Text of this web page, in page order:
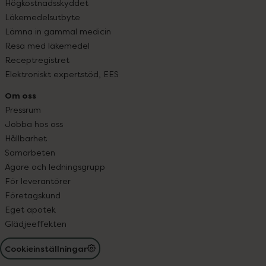
Högkostnadsskyddet
Läkemedelsutbyte
Lämna in gammal medicin
Resa med läkemedel
Receptregistret
Elektroniskt expertstöd, EES
Om oss
Pressrum
Jobba hos oss
Hållbarhet
Samarbeten
Ägare och ledningsgrupp
För leverantörer
Företagskund
Eget apotek
Glädjeeffekten
Cookieinställningar